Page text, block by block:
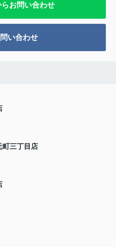
お問い合わせ
い合わせ
町三丁目店